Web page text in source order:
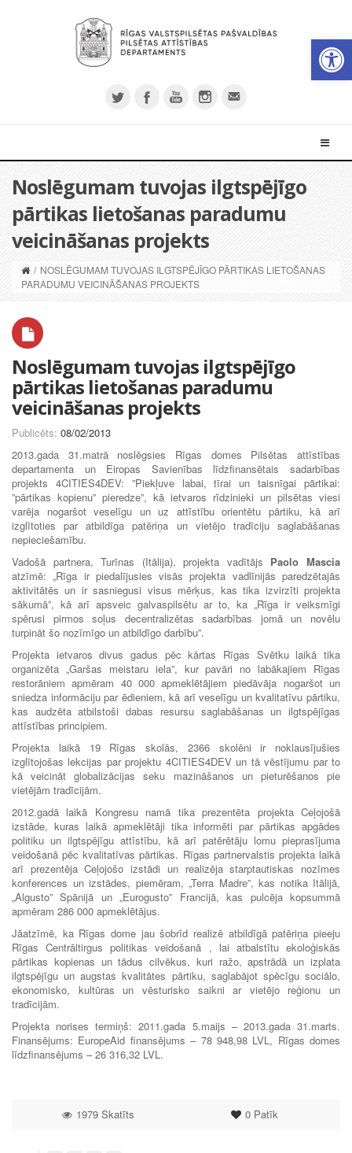
Noslēgumam tuvojas ilgtspējīgo
pārtikas lietošanas paradumu
veicināšanas projekts
/ NOSLĒGUMAM TUVOJAS ILGTSPĒJĪGO PĀRTIKAS LIETOŠANAS
PARADUMU VEICINĀŠANAS PROJEKTS
Noslēgumam tuvojas ilgtspējīgo
pārtikas lietošanas paradumu
veicināšanas projekts
Publicēts: 08/02/2013
2013.gada 31.matrā noslēgsies Rīgas domes Pilsētas attīstības
departamenta un Eiropas Savienības līdzfinansētais sadarbības
projekts 4CITIES4DEV: ”Piekļuve labai, tīrai un taisnīgai pārtikai:
”pārtikas kopienu” pieredze”, kā ietvaros rīdzinieki un pilsētas viesi
varēja nogaršot veselīgu un uz attīstību orientētu pārtiku, kā arī
izglītoties par atbildīga patēriņa un vietējo tradīciju saglabāšanas
nepieciešamību.
Vadošā partnera, Turīnas (Itālija), projekta vadītājs Paolo Mascia
atzīmē: „Rīga ir piedalījusies visās projekta vadlīnijās paredzētajās
aktivitātēs un ir sasniegusi visus mērķus, kas tika izvirzīti projekta
sākumā”, kā arī apsveic galvaspilsētu ar to, ka „Rīga ir veiksmīgi
spērusi pirmos soļus decentralizētas sadarbības jomā un novēlu
turpināt šo nozīmīgo un atbildīgo darbību”.
Projekta ietvaros divus gadus pēc kārtas Rīgas Svētku laikā tika
organizēta „Garšas meistaru iela”, kur pavāri no labākajiem Rīgas
restorāniem apmēram 40 000 apmeklētājiem piedāvāja nogaršot un
sniedza informāciju par ēdieniem, kā arī veselīgu un kvalitatīvu pārtiku,
kas audzēta atbilstoši dabas resursu saglabāšanas un ilgtspējīgas
attīstības principiem.
Projekta laikā 19 Rīgas skolās, 2366 skolēni ir noklausījušies
izglītojošas lekcijas par projektu 4CITIES4DEV un tā vēstījumu par to
kā veicināt globalizācijas seku mazināšanos un pieturēšanos pie
vietējām tradīcijām.
2012.gadā laikā Kongresu namā tika prezentēta projekta Ceļojošā
izstāde, kuras laikā apmeklētāji tika informēti par pārtikas apgādes
politiku un ilgtspējīgu attīstību, kā arī patērētāju lomu pieprasījuma
veidošanā pēc kvalitatīvas pārtikas. Rīgas partnervalstis projekta laikā
arī prezentēja Ceļojošo izstādi un realizēja starptautiskas nozīmes
konferences un izstādes, piemēram, „Terra Madre”, kas notika Itālijā,
„Algusto” Spānijā un „Eurogusto” Francijā, kas pulcēja kopsummā
apmēram 286 000 apmeklētājus.
Jāatzīmē, ka Rīgas dome jau šobrīd realizē atbildīgā patēriņa pieeju
Rīgas Centrāltirgus politikas veidošanā , lai atbalstītu ekoloģiskās
pārtikas kopienas un tādus cilvēkus, kuri ražo, apstrādā un izplata
ilgtspējīgu un augstas kvalitātes pārtiku, saglabājot spēcīgu sociālo,
ekonomisko, kultūras un vēsturisko saikni ar vietējo reģionu un
tradīcijām.
Projekta norises termiņš: 2011.gada 5.maijs – 2013.gada 31.marts.
Finansējums: EuropeAid finansējums – 78 948,98 LVL, Rīgas domes
līdzfinansējums – 26 316,32 LVL.
0Patīk
1979 Skatīts